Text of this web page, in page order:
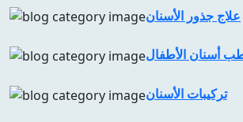
علاج جذور الأسنان
أسنان الأطفال
تركيبات الأسنان